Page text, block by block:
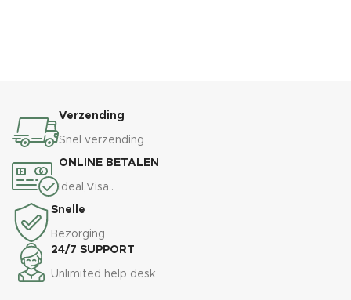
Verzending
Snel verzending
ONLINE BETALEN
Ideal,Visa..
Snelle
Bezorging
24/7 SUPPORT
Unlimited help desk